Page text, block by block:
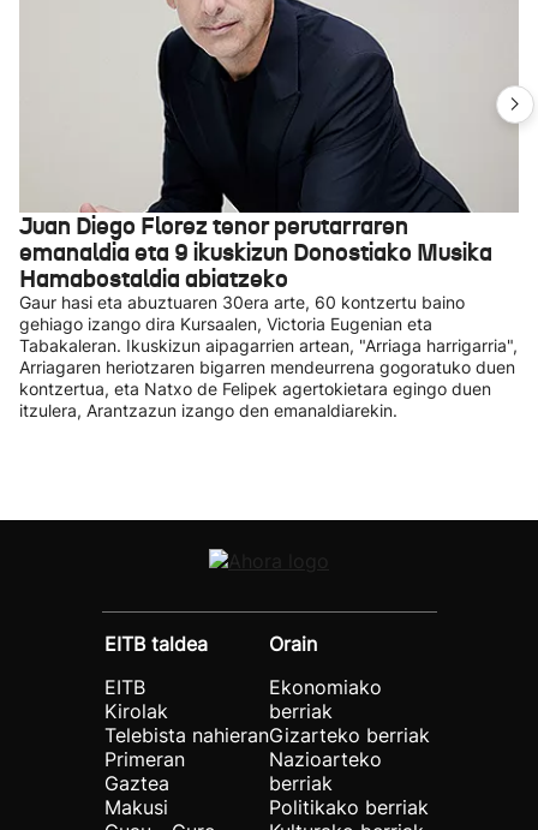
Juan Diego Florez tenor perutarraren
emanaldia eta 9 ikuskizun Donostiako Musika
Hamabostaldia abiatzeko
Gaur hasi eta abuztuaren 30era arte, 60 kontzertu baino
gehiago izango dira Kursaalen, Victoria Eugenian eta
Tabakaleran. Ikuskizun aipagarrien artean, "Arriaga harrigarria",
Arriagaren heriotzaren bigarren mendeurrena gogoratuko duen
kontzertua, eta Natxo de Felipek agertokietara egingo duen
itzulera, Arantzazun izango den emanaldiarekin.
EITB taldea
EITB
Kirolak
Telebista nahieran
Primeran
Gaztea
Makusi
Orain
Ekonomiako
berriak
Gizarteko berriak
Nazioarteko
berriak
Politikako berriak